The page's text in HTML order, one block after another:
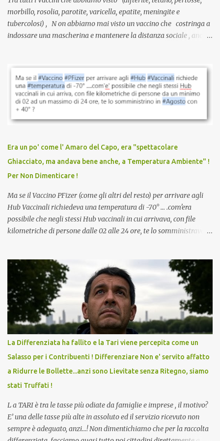
morbillo, rosolia, parotite, varicella, epatite, meningite e
tubercolosi) , N on abbiamo mai visto un vaccino che costringa a
indossare una mascherina e mantenere la distanza sociale , anche
vaccinazione. Non avevamo mai sentito parlare di ricompense,
sconti, incentivi per vaccinarsi. Non avevamo mai visto
discriminazioni per coloro che non l’hanno fatto. Se non sei stato
vaccinato, nessuno aveva prima cercato di farti sentire una
persona cattiva. Non avevamo mai visto un vaccino che minacci le
vaccino usato per minacciare i mezzi di sussistenza, il lavoro o la
scuola. Non avevamo mai visto un vaccino che permettesse a un
dodicenne di ignorare il consenso dei genitori. Dopo tutti i vaccini
che abbiamo elencato sopra...
Era un po' come l' Amaro del Capo, era "spettacolare
Ghiacciato, ma andava bene anche, a Temperatura Ambiente" !
Per Non Dimenticare !
Ma se il Vaccino PFizer (come gli altri del resto) per arrivare agli
Hub Vaccinali richiedeva una temperatura di -70° ... .com'era
possibile che negli stessi Hub vaccinali in cui arrivava, con file
kilometriche di persone dalle 02 alle 24 ore, te lo somministravano
Vaccino come: l' Amaro del Capo, era "spettacolare Ghiacciato, ma
andava bene anche, a Temperatura Ambiente"! Riproponiamo
l'articolo per NON Dimenticare!
La Differenziata ha fallito e la Tari viene percepita come un
Salasso per i Contribuenti ! Differenziare Non e' servito affatto
a Ridurre le Bollette...anzi sono Lievitate senza Ritegno, siamo
stati Truffati !
L a TARI è tra le tasse più odiate da famiglie e imprese , il motivo?
E’ una delle tasse più alte in assoluto ed il servizio ricevuto non
sempre è adeguato, anzi…! Non dimentichiamo che per la raccolta